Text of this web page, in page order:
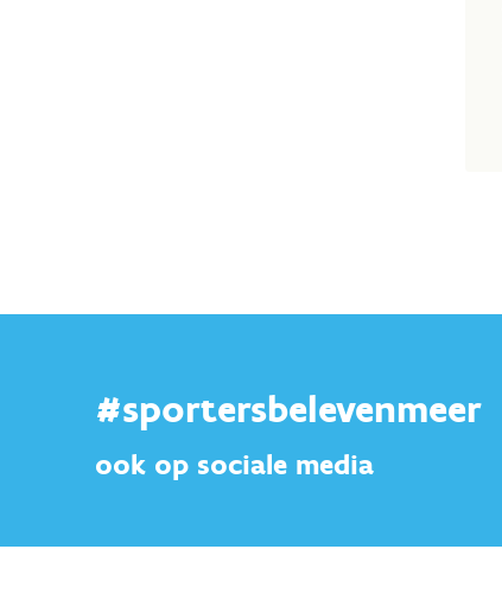
#sportersbelevenmeer
ook op sociale media